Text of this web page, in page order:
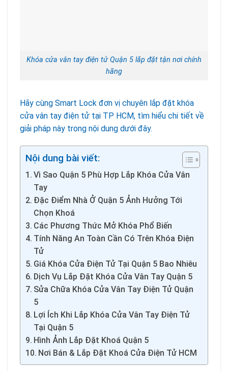
Khóa cửa vân tay điện tử Quận 5 lắp đặt tận nơi chính
hãng
Hãy cùng Smart Lock đơn vị chuyên lắp đặt khóa
cửa vân tay điện tử tại TP HCM, tìm hiểu chi tiết về
giải pháp này trong nội dung dưới đây.
Nội dung bài viết:
Vì Sao Quận 5 Phù Hợp Lắp Khóa Cửa Vân
Tay
Đặc Điểm Nhà Ở Quận 5 Ảnh Hưởng Tới
Chọn Khoá
Các Phương Thức Mở Khóa Phổ Biến
Tính Năng An Toàn Cần Có Trên Khóa Điện
Tử
Giá Khóa Cửa Điện Tử Tại Quận 5 Bao Nhiêu
Dịch Vụ Lắp Đặt Khóa Cửa Vân Tay Quận 5
Sửa Chữa Khóa Cửa Vân Tay Điện Tử Quận
5
Lợi Ích Khi Lắp Khóa Cửa Vân Tay Điện Tử
Tại Quận 5
Hình Ảnh Lắp Đặt Khoá Quận 5
Nơi Bán & Lắp Đặt Khoá Cửa Điện Tử HCM